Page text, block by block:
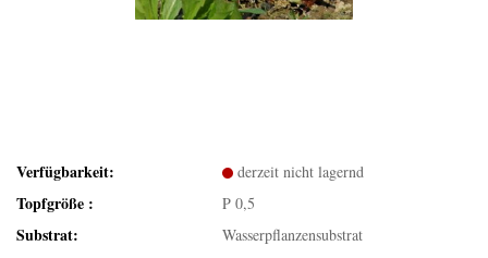
Verfügbarkeit: derzeit nicht lagernd
Topfgröße : P 0,5
Substrat: Wasserpflanzensubstrat